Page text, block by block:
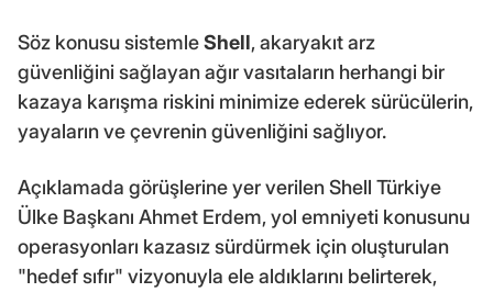
Söz konusu sistemleShell, akaryakıt arz
güvenliğini sağlayan ağır vasıtaların herhangi bir
kazaya karışma riskini minimize ederek sürücülerin,
yayaların ve çevrenin güvenliğini sağlıyor.
Açıklamada görüşlerine yer verilen Shell Türkiye
Ülke Başkanı Ahmet Erdem, yol emniyeti konusunu
operasyonları kazasız sürdürmek için oluşturulan
"hedef sıfır" vizyonuyla ele aldıklarını belirterek,